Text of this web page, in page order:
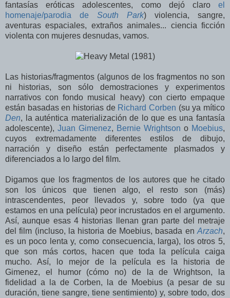
fantasías eróticas adolescentes, como dejó claro el
homenaje/parodia de South Park) violencia, sangre,
aventuras espaciales, extraños animales... ciencia ficción
violenta con mujeres desnudas, vamos.
Las historias/fragmentos (algunos de los fragmentos no son
ni historias, son sólo demostraciones y experimentos
narrativos con fondo musical heavy) con cierto empaque
están basadas en historias de Richard Corben (su ya mítico
Den, la auténtica materialización de lo que es una fantasía
adolescente), Juan Gimenez, Bernie Wrightson o Moebius,
cuyos extremadamente diferentes estilos de dibujo,
narración y diseño están perfectamente plasmados y
diferenciados a lo largo del film.
Digamos que los fragmentos de los autores que he citado
son los únicos que tienen algo, el resto son (más)
intrascendentes, peor llevados y, sobre todo (ya que
estamos en una película) peor incrustados en el argumento.
Así, aunque esas 4 historias llenan gran parte del metraje
del film (incluso, la historia de Moebius, basada en Arzach,
es un poco lenta y, como consecuencia, larga), los otros 5,
que son más cortos, hacen que toda la película caiga
mucho. Así, lo mejor de la película es la historia de
Gimenez, el humor (cómo no) de la de Wrightson, la
fidelidad a la de Corben, la de Moebius (a pesar de su
duración, tiene sangre, tiene sentimiento) y, sobre todo, dos